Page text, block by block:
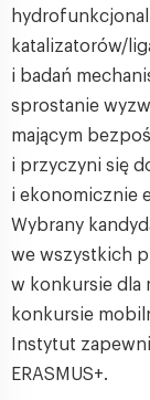
katalizatorów/
i badań
sprostanie
mającym
i przyczyni się
i ekonomicznie
Wybrany
we wszystkich
w konkursie dla
konkursie
Instytut
ERASMUS+.